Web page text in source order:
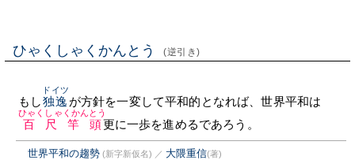
ひゃくしゃくかんとう (逆引き)
もし独逸
ドイツ
が方針を一変して平和的となれば、世界平和は
百尺竿頭
ひゃくしゃくかんとう
更に一歩を進めるであろう。
世界平和の趨勢 (新字新仮名) ／ 大隈重信(著)